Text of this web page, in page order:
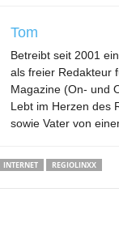
Tom
Betreibt seit 2001
als freier Redakteur
Magazine (On- und
Lebt im Herzen des
sowie Vater von
INTERNET REGIOLINXX